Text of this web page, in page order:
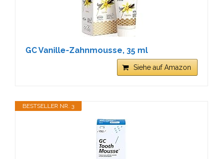
GC Vanille-Zahnmousse, 35 ml
Siehe auf Amazon
BESTSELLER NR. 3